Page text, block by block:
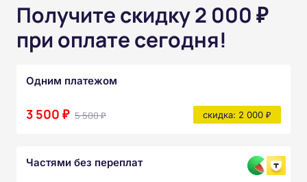
Получите скидку 2 000 ₽
при оплате сегодня!
Одним платежом
3 500 ₽ 5 500 ₽ скидка: 2 000 ₽
Частями без переплат